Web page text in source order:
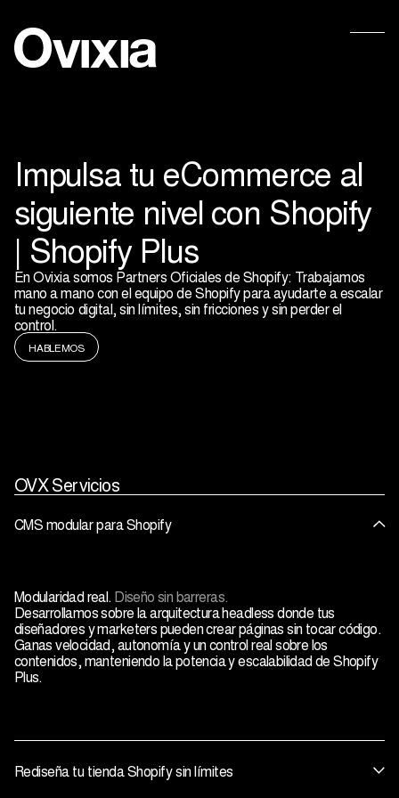
Impulsa tu eCommerce al
siguiente nivel con Shopify
| Shopify Plus
En Ovixia somos Partners Oficiales de Shopify: Trabajamos
mano a mano con el equipo de Shopify para ayudarte a escalar
tu negocio digital, sin límites, sin fricciones y sin perder el
control.
HABLEMOS
OVX Servicios
CMS modular para Shopify
Modularidad real. Diseño sin barreras.
Desarrollamos sobre la arquitectura headless donde tus
diseñadores y marketers pueden crear páginas sin tocar código.
Ganas velocidad, autonomía y un control real sobre los
contenidos, manteniendo la potencia y escalabilidad de Shopify
Plus.
Rediseña tu tienda Shopify sin límites